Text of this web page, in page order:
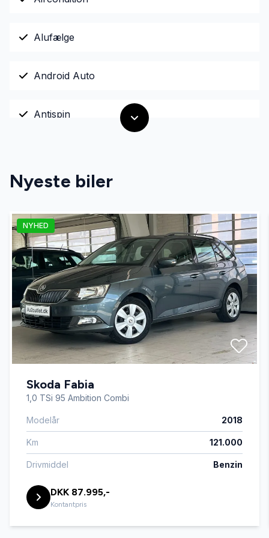
Alufælge
Android Auto
Antispin
Auto. start/stop
Automatgear
Automatisk lys
Automatisk nødbremse
Bakkamera
Blind vinkel detektion
Dual zone klimaanlæg
Dæktryksystem
El-klapbare sidespejle med varme
Nyeste biler
NYHED
Skoda Fabia
1,0 TSi 95 Ambition Combi
Modelår 2018
Km 121.000
Drivmiddel Benzin
DKK 87.995,-
Kontantpris